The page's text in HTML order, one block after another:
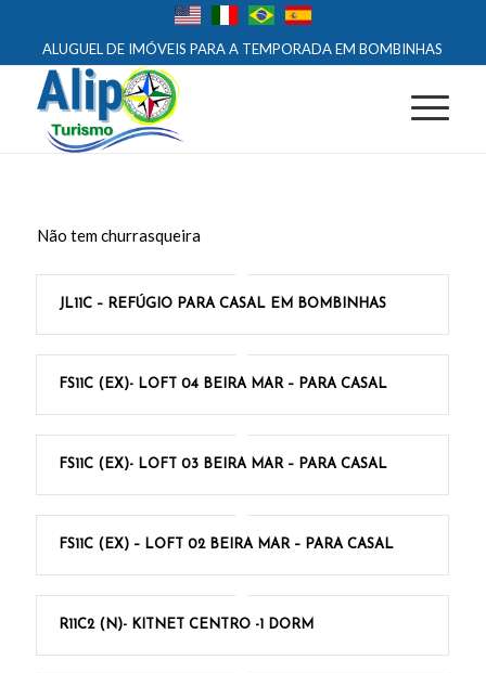
ALUGUEL DE IMÓVEIS PARA A TEMPORADA EM BOMBINHAS
Não tem churrasqueira
JL11C – REFÚGIO PARA CASAL EM BOMBINHAS
FS11C (EX)- LOFT 04 BEIRA MAR – PARA CASAL
FS11C (EX)- LOFT 03 BEIRA MAR – PARA CASAL
FS11C (EX) – LOFT 02 BEIRA MAR – PARA CASAL
R11C2 (N)- KITNET CENTRO -1 DORM